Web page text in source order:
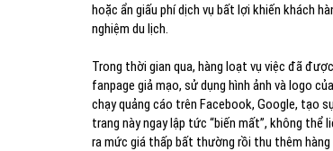
hoặc ẩn giấu phí dịch vụ bất lợi khiến khách
nghiệm du lịch.
Trong thời gian qua, hàng loạt vụ việc đã
fanpage giả mạo, sử dụng hình ảnh và logo
chạy quảng cáo trên Facebook, Google, tạo
trang này ngay lập tức “biến mất”, không
ra mức giá thấp bất thường rồi thu thêm